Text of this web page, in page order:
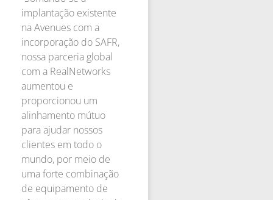
implantação existente
na Avenues com a
incorporação do SAFR,
nossa parceria global
com a RealNetworks
aumentou e
proporcionou um
alinhamento mútuo
para ajudar nossos
clientes em todo o
mundo, por meio de
uma forte combinação
de equipamento de